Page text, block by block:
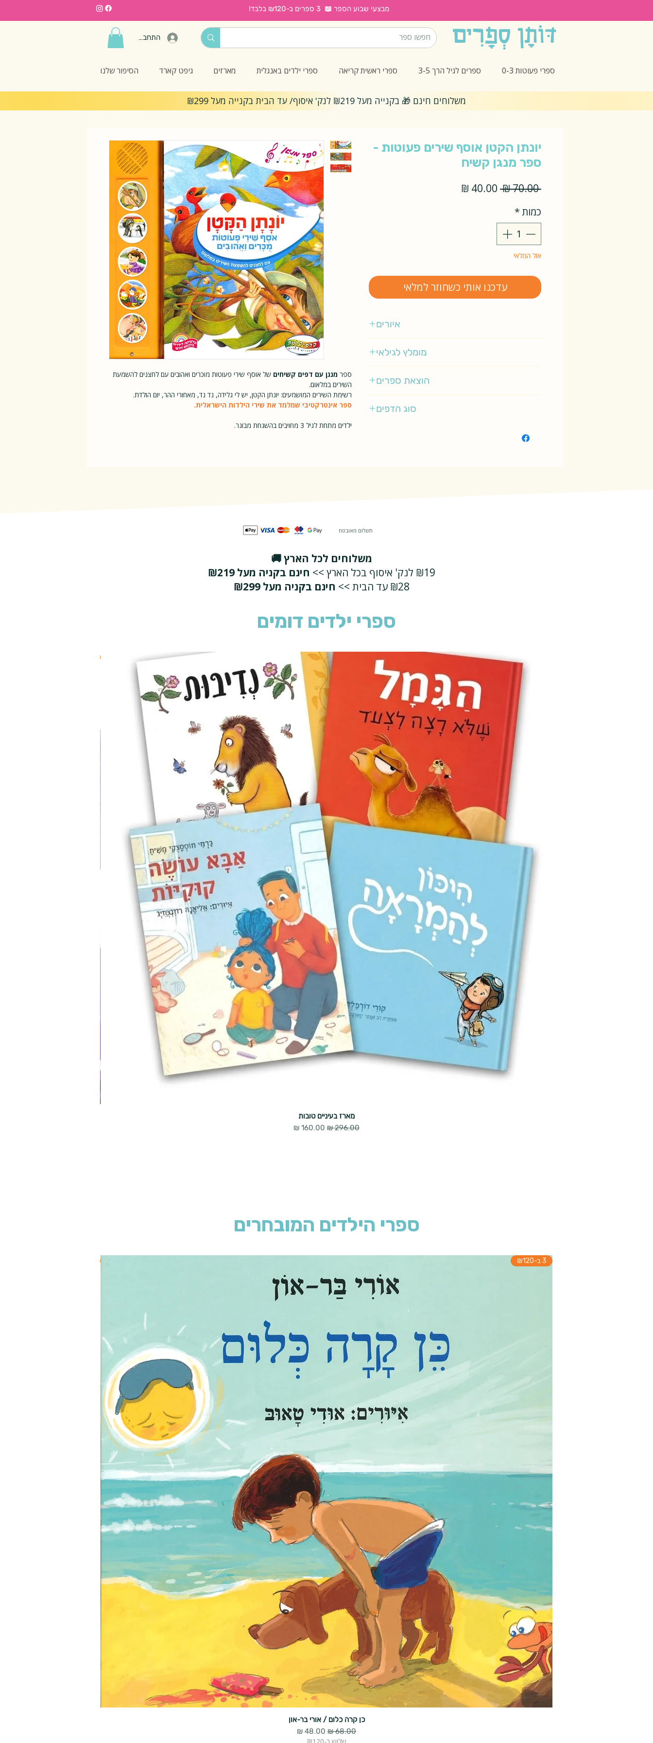
מבצעי שבוע הספר 📖 3 ספרים ב-₪120 בלבד!
התחברות
ספרי פעוטות 0-3 ספרים לגיל הרך 3-5 ספרי ראשית קריאה ספרי ילדים באנגלית מארזים גיפט קארד הסיפור שלנו
משלוחים חינם 🎁 בקנייה מעל ₪219 לנק' איסוף/ עד הבית בקנייה מעל ₪299
ספר מנגן עם דפים קשיחים של אוסף שירי פעוטות מוכרים ואהובים עם לחצנים להשמעת
השירים במלאום.
רשימת השירים המושמעים: יונתן הקטן, יש לי גלידה, נד נד, מאחורי ההר, יום הולדת.
ספר אינטרקטיבי שמלמד את שירי הילדות הישראלית.
ילדים מתחת לגיל 3 מחויבים בהשגחת מבוגר.
יונתן הקטן אוסף שירים פעוטות -
ספר מנגן קשיח
‏70.00 ‏₪
מחיר
כמות*
אזל המלאי
עדכנו אותי כשחוזר למלאי
איורים
מומלץ לגילאי
הוצאת ספרים
סוג הדפים
תשלום מאובטח
משלוחים לכל הארץ 🚚
₪19 לנק' איסוף בכל הארץ >>
חינם בקניה מעל ₪219
₪28 עד הבית >>
חינם בקניה מעל ₪299
ספרי ילדים דומים
מארז בעיניים טובות
מחיר רגיל
מחיר מבצע
ספרי הילדים המובחרים
3 ב-₪120
כן קרה כלום / אורי בר-און
מחיר רגיל מחיר מבצע